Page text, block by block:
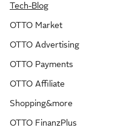
Tech-Blog
OTTO Market
OTTO Advertising
OTTO Payments
OTTO Affiliate
Shopping&more
OTTO FinanzPlus